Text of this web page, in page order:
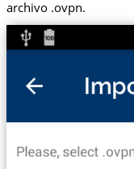
archivo .ovpn.